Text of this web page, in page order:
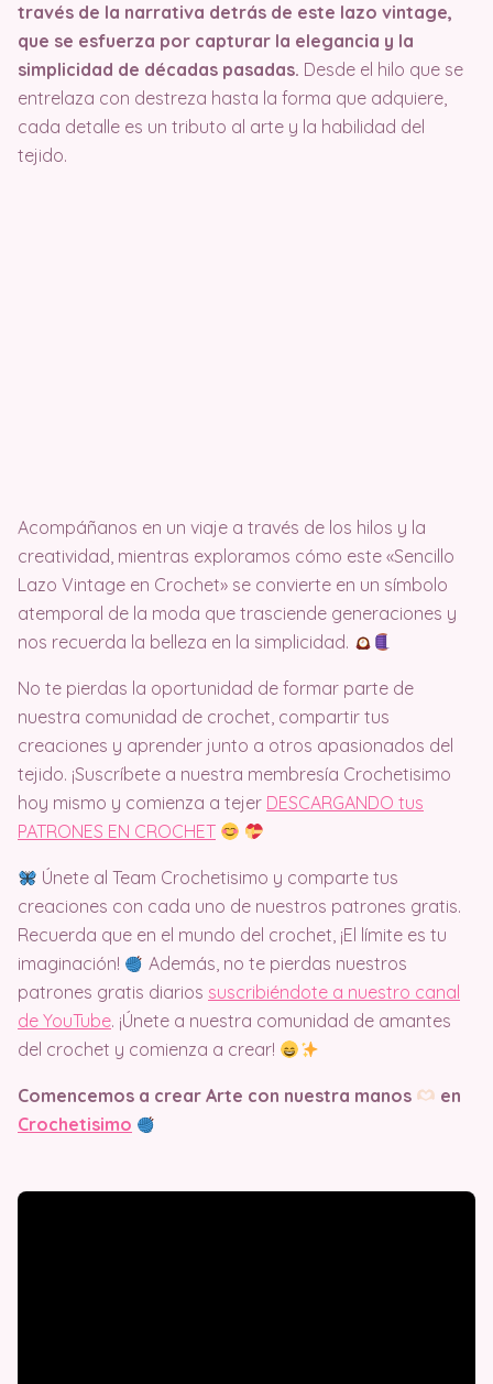
través de la narrativa detrás de este lazo vintage,
que se esfuerza por capturar la elegancia y la
simplicidad de décadas pasadas. Desde el hilo que se
entrelaza con destreza hasta la forma que adquiere,
cada detalle es un tributo al arte y la habilidad del
tejido.
Acompáñanos en un viaje a través de los hilos y la
creatividad, mientras exploramos cómo este «Sencillo
Lazo Vintage en Crochet» se convierte en un símbolo
atemporal de la moda que trasciende generaciones y
nos recuerda la belleza en la simplicidad.
No te pierdas la oportunidad de formar parte de
nuestra comunidad de crochet, compartir tus
creaciones y aprender junto a otros apasionados del
tejido. ¡Suscríbete a nuestra membresía Crochetisimo
hoy mismo y comienza a tejer DESCARGANDO tus
PATRONES EN CROCHET
Únete al Team Crochetisimo y comparte tus
creaciones con cada uno de nuestros patrones gratis.
Recuerda que en el mundo del crochet, ¡El límite es tu
imaginación!
Además, no te pierdas nuestros
patrones gratis diarios suscribiéndote a nuestro canal
de YouTube. ¡Únete a nuestra comunidad de amantes
del crochet y comienza a crear!
Comencemos a crear Arte con nuestra manos
en
Crochetisimo